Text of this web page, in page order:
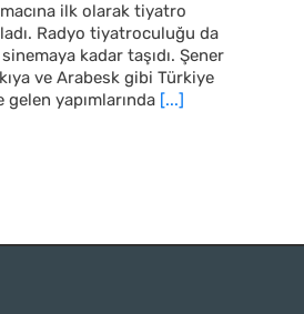
ilk olarak tiyatro
Radyo tiyatroculuğu da
kadar taşıdı. Şener
ve Arabesk gibi Türkiye
gelen yapımlarında [...]